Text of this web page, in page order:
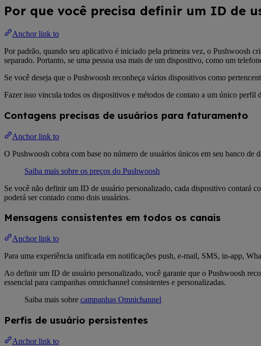
Por que você precisa definir um ID de
Anchor link to
Por padrão, quando seu aplicativo é iniciado pela primeira vez, o Pushwoosh
separado. Portanto, se uma pessoa usa mais de um dispositivo, como um
Se você deseja que o Pushwoosh reconheça vários dispositivos como
Fazer isso vincula todos os dispositivos e métodos de contato a um único perfil
Contagens precisas de usuários para faturamento
Anchor link to
O Pushwoosh cobra com base no número de usuários únicos em seu banco de
Saiba mais sobre os preços do Pushwoosh
Se você não definir um ID de usuário personalizado, cada dispositivo contará
poderá ser contado como dois usuários.
Mensagens consistentes em todos os canais
Anchor link to
Para uma experiência unificada em notificações push, e-mail, SMS, in-app,
Ao definir um ID de usuário personalizado, você garante que o Pushwoosh
essencial para campanhas omnichannel consistentes e personalizadas.
Saiba mais sobre campanhas Omnichannel
Perfis de usuário persistentes
Anchor link to